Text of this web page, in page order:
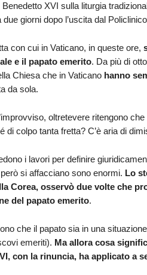
Benedetto XVI sulla liturgia
due giorni dopo l’uscita dal
con cui in Vaticano, in queste ore,
e il papato emerito. Da più di
Chiesa che in Vaticano hanno
da sola.
oltretevere ritengono che
di colpo tanta fretta? C’è aria di
i lavori per definire
si affacciano sono enormi. Lo
Corea, osservò due volte che
del papato emerito.
che il papato sia in una
emeriti). Ma allora cosa
con la rinuncia, ha applicato a